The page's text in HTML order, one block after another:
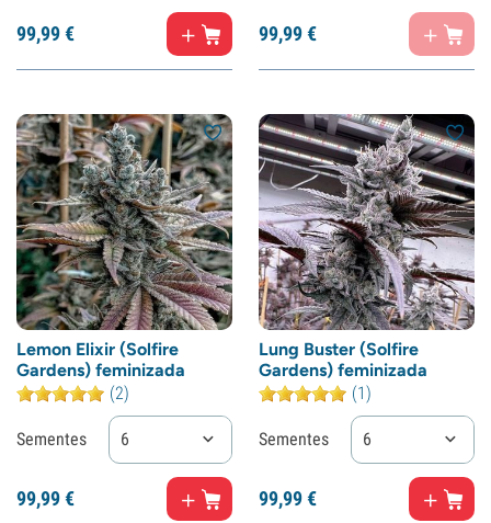
99,99€ 99,99€
Lemon Elixir (Solfire
Gardens) feminizada
(2)
Sementes 6
99,99€
Lung Buster (Solfire
Gardens) feminizada
(1)
Sementes 6
99,99€